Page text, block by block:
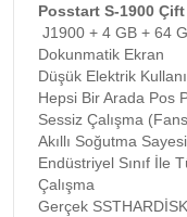
Posstart S-1900
J1900 + 4 GB + 64
Dokunmatik Ekran
Düşük Elektrik
Hepsi Bir Arada Pos
Sessiz Çalışma
Akıllı Soğutma
Endüstriyel Sınıf İle
Çalışma
Gerçek